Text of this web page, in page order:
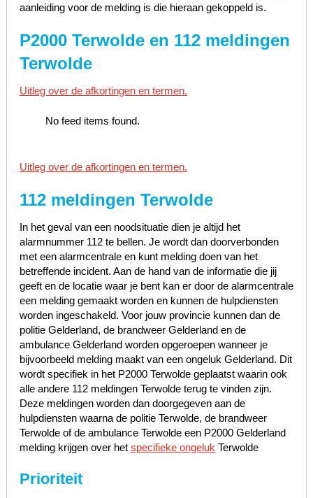
aanleiding voor de melding is die hieraan gekoppeld is.
P2000 Terwolde en 112 meldingen
Terwolde
Uitleg over de afkortingen en termen.
No feed items found.
Uitleg over de afkortingen en termen.
112 meldingen Terwolde
In het geval van een noodsituatie dien je altijd het
alarmnummer 112 te bellen. Je wordt dan doorverbonden
met een alarmcentrale en kunt melding doen van het
betreffende incident. Aan de hand van de informatie die jij
geeft en de locatie waar je bent kan er door de alarmcentrale
een melding gemaakt worden en kunnen de hulpdiensten
worden ingeschakeld. Voor jouw provincie kunnen dan de
politie Gelderland, de brandweer Gelderland en de
ambulance Gelderland worden opgeroepen wanneer je
bijvoorbeeld melding maakt van een ongeluk Gelderland. Dit
wordt specifiek in het P2000 Terwolde geplaatst waarin ook
alle andere 112 meldingen Terwolde terug te vinden zijn.
Deze meldingen worden dan doorgegeven aan de
hulpdiensten waarna de politie Terwolde, de brandweer
Terwolde of de ambulance Terwolde een P2000 Gelderland
melding krijgen over het specifieke ongeluk Terwolde
Prioriteit